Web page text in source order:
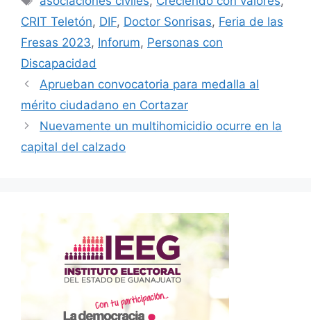
CRIT Teletón, DIF, Doctor Sonrisas, Feria de las
Fresas 2023, Inforum, Personas con
Discapacidad
Aprueban convocatoria para medalla al
mérito ciudadano en Cortazar
Nuevamente un multihomicidio ocurre en la
capital del calzado